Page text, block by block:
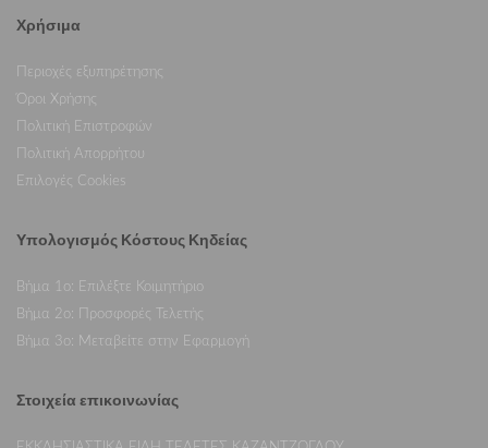
Χρήσιμα
Περιοχές εξυπηρέτησης
Όροι Χρήσης
Πολιτική Επιστροφών
Πολιτική Απορρήτου
Επιλογές Cookies
Υπολογισμός Κόστους Κηδείας
Βήμα 1ο: Επιλέξτε Κοιμητήριο
Βήμα 2ο: Προσφορές Τελετής
Βήμα 3ο: Μεταβείτε στην Εφαρμογή
Στοιχεία επικοινωνίας